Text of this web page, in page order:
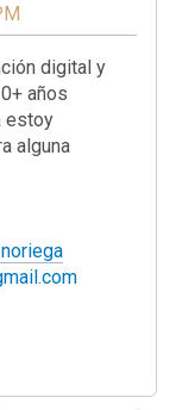
digital y
años
estoy
alguna